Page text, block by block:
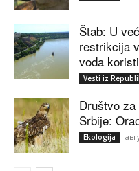
Štab: U
restrikcija
voda
Vesti iz
Društvo
Srbije:
Ekologija